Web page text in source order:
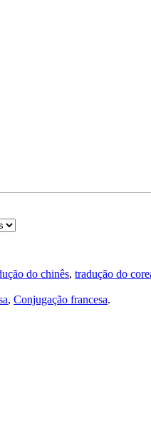
do chinês, tradução do
, Conjugação francesa.